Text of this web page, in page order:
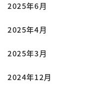
2025年6月
2025年4月
2025年3月
2024年12月